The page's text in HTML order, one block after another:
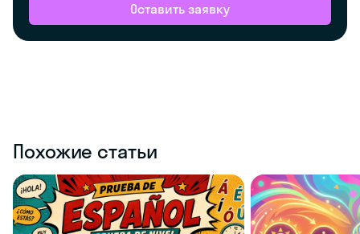
Оставить заявку
Похожие статьи